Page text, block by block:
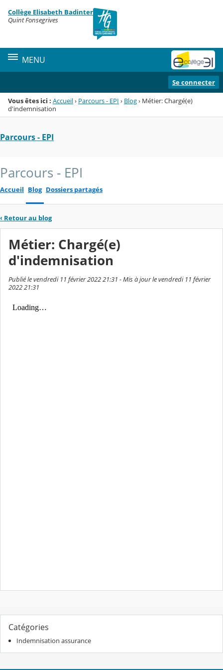
Menu de la rubrique
Contenu
Collège Elisabeth Badinter
Quint Fonsegrives
MENU
Se connecter
Vous êtes ici : Accueil› Parcours - EPI › Blog› Métier: Chargé(e)
d'indemnisation
Parcours - EPI
Parcours - EPI
Accueil Blog Dossiers partagés
‹ Retour au blog
Métier: Chargé(e)
d'indemnisation
Publié le vendredi 11 février 2022 21:31 - Mis à jour le vendredi 11 février
2022 21:31
Catégories
Indemnisation assurance